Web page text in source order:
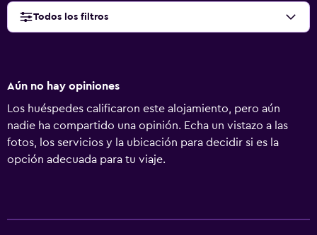
Todos los filtros
Aún no hay opiniones
Los huéspedes calificaron este alojamiento, pero aún
nadie ha compartido una opinión. Echa un vistazo a las
fotos, los servicios y la ubicación para decidir si es la
opción adecuada para tu viaje.